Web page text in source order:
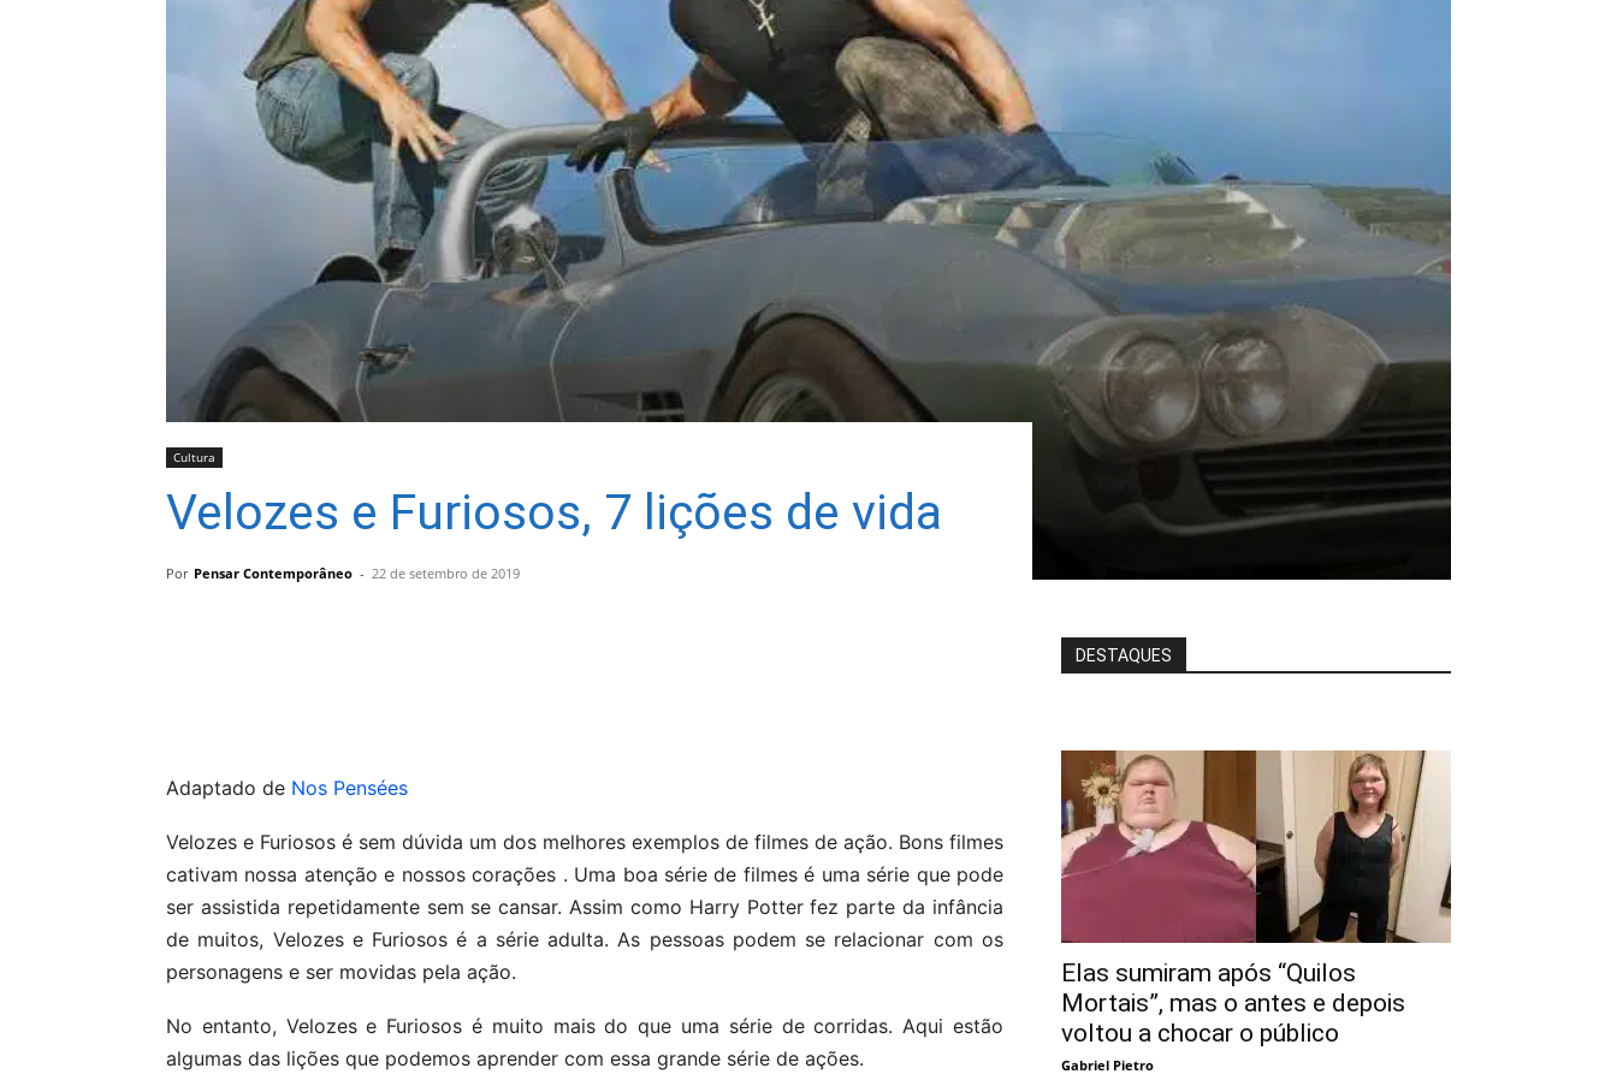
Cultura
Velozes e Furiosos, 7 lições de vida
Por Pensar Contemporâneo - 22 de setembro de 2019
Adaptado de Nos Pensées
Velozes e Furiosos é sem dúvida um dos melhores exemplos de filmes de ação. Bons filmes
cativam nossa atenção e nossos corações . Uma boa série de filmes é uma série que pode
ser assistida repetidamente sem se cansar. Assim como Harry Potter fez parte da infância
de muitos, Velozes e Furiosos é a série adulta. As pessoas podem se relacionar com os
personagens e ser movidas pela ação.
No entanto, Velozes e Furiosos é muito mais do que uma série de corridas. Aqui estão
algumas das lições que podemos aprender com essa grande série de ações.
DESTAQUES
Elas sumiram após “Quilos
Mortais”, mas o antes e depois
voltou a chocar o público
Gabriel Pietro